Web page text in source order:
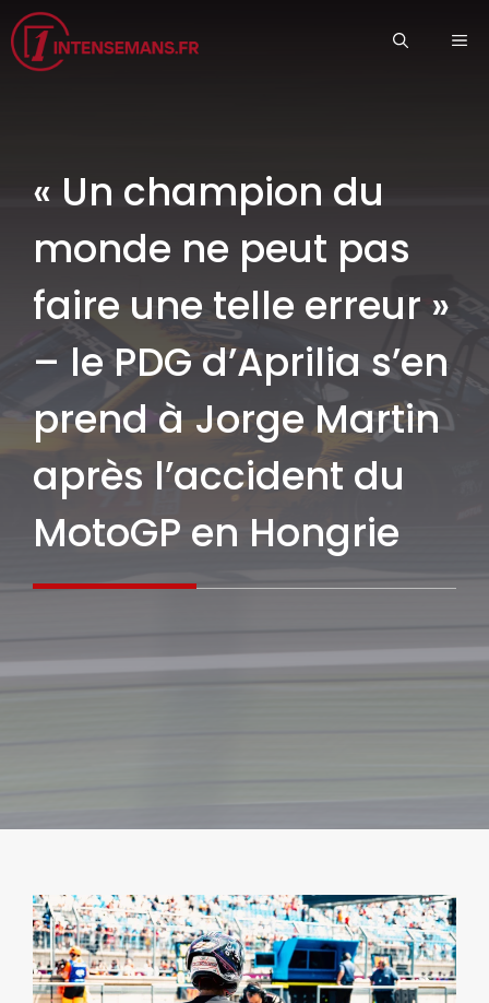
Aller
au
contenu
« Un champion du
monde ne peut pas
faire une telle erreur »
– le PDG d’Aprilia s’en
prend à Jorge Martin
après l’accident du
MotoGP en Hongrie